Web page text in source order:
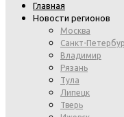
Главная
Новости регионов
Москва
Санкт-
Владимир
Рязань
Тула
Липецк
Тверь